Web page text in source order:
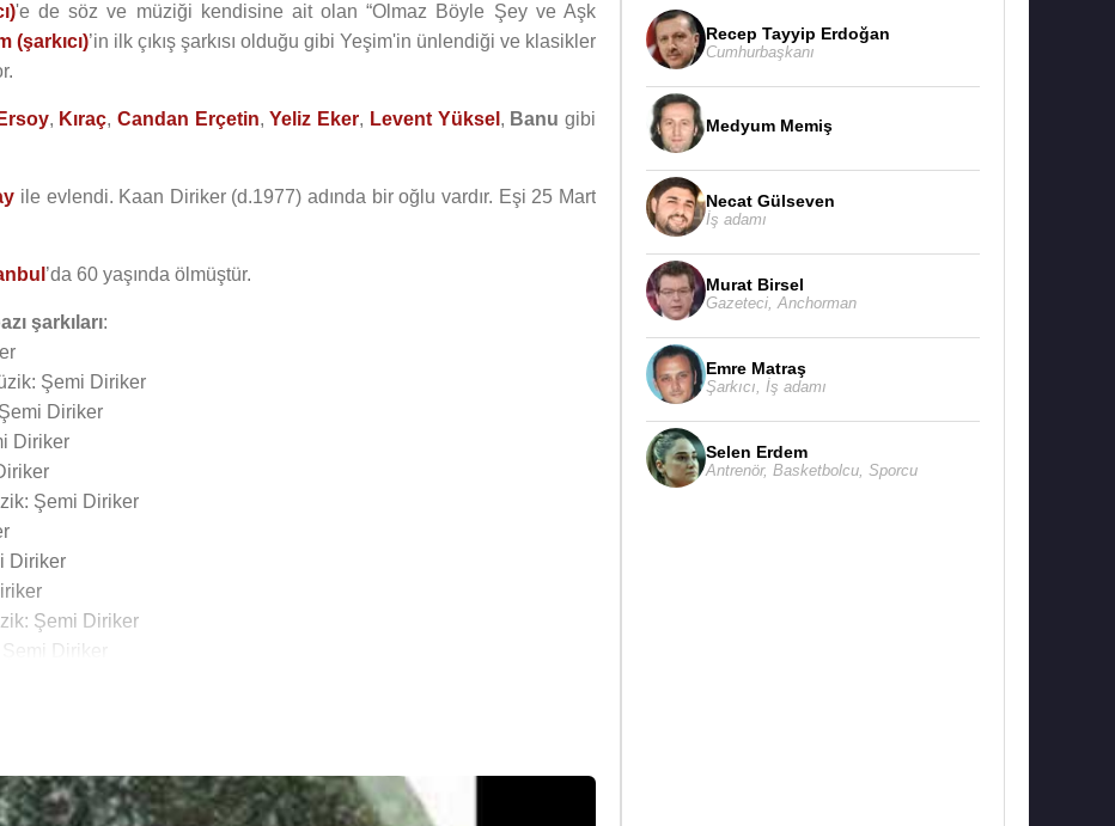
'e de söz ve müziği kendisine ait olan “Olmaz Böyle Şey ve Aşk
(şarkıcı)’in ilk çıkış şarkısı olduğu gibi Yeşim'in ünlendiği ve klasikler
, Kıraç,Candan Erçetin,Yeliz Eker, Levent Yüksel , Banu gibi
ile evlendi. Kaan Diriker (d.1977) adında bir oğlu vardır. Eşi 25 Mart
’da 60 yaşında ölmüştür.
şarkıları:
Şemi Diriker
Diriker
Diriker
Şemi Diriker
Diriker
Şemi Diriker
Diriker
Recep Tayyip Erdoğan
Cumhurbaşkanı
Medyum Memiş
Necat Gülseven
İş adamı
Murat Birsel
Gazeteci Anchorman
Emre Matraş
Şarkıcı İş adamı
Selen Erdem
Antrenör, Basketbolcu Sporcu